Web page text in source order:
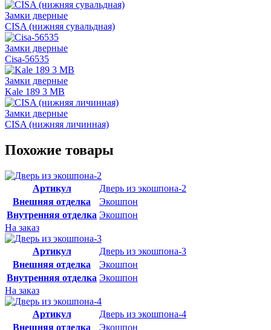
Замки дверные
CISA (нижняя сувальдная)
Замки дверные
Cisa-56535
Замки дверные
Kale 189 3 MB
Замки дверные
CISA (нижняя личинная)
Похожие товары
Артикул
Дверь из экошпона-2
Внешняя отделка
Экошпон
Внутренняя отделка Экошпон
На заказ
Артикул
Дверь из экошпона-3
Внешняя отделка
Экошпон
Внутренняя отделка Экошпон
На заказ
Артикул
Дверь из экошпона-4
Внешняя отделка
Экошпон